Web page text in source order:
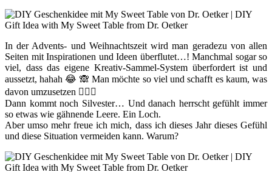
In der Advents- und Weihnachtszeit wird man geradezu von allen
Seiten mit Inspirationen und Ideen überflutet…! Manchmal sogar so
viel, dass das eigene Kreativ-Sammel-System überfordert ist und
aussetzt, hahah 😂 🙈 Man möchte so viel und schafft es kaum, was
davon umzusetzen 🤷🏻‍♀️
Dann kommt noch Silvester… Und danach herrscht gefühlt immer
so etwas wie gähnende Leere. Ein Loch.
Aber umso mehr freue ich mich, dass ich dieses Jahr dieses Gefühl
und diese Situation vermeiden kann. Warum?